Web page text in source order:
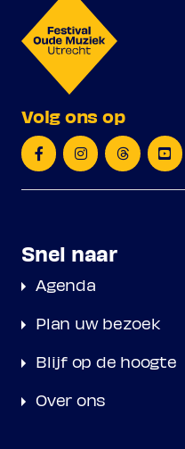
Volg ons op
Snel naar
Agenda
Plan uw bezoek
Blijf op de hoogte
Over ons